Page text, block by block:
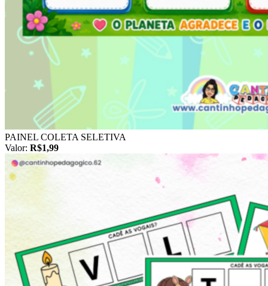
PAINEL COLETA SELETIVA
Valor: R$1,99